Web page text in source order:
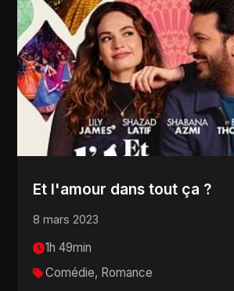
Et l'amour dans tout ça ?
8 mars 2023
1h 49min
Comédie, Romance